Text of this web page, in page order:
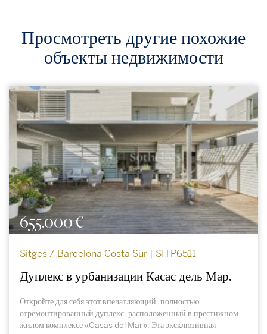
Просмотреть другие похожие
объекты недвижимости
655.000 €
Sitges / Barcelona Costa Sur | SITP6511
Дуплекс в урбанизации Касас дель Мар.
Откройте для себя этот впечатляющий, полностью
отремонтированный дуплекс, расположенный в престижном
жилом комплексе «Casas del Mar». Эта эксклюзивная